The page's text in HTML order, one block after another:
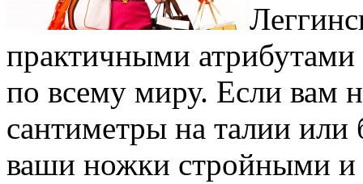
практичными
по всему миру. Если вам
сантиметры на талии или
ваши ножки стройными и